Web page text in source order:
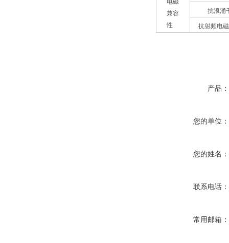
电磁
兼容
性
抗浪涌
抗射频电
产品：
您的单位：
您的姓名：
联系电话：
常用邮箱：